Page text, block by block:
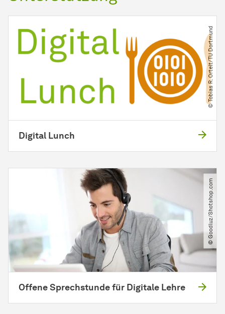
© Tobias R. Ortelt​/​TU Dortmund
Digital Lunch
© Goodluz​/​Shotshop.com
Offene Sprechstunde für Digitale Lehre